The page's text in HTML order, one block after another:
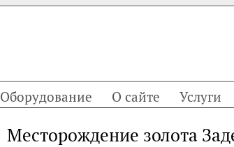
Оборудование О сайте Услуги
Месторождение золота